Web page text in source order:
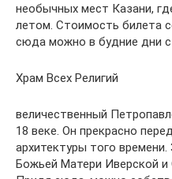
необычных мест Казани,
летом. Стоимость билета
сюда можно в будние дни с
Храм Всех Религий
величественный
18 веке. Он прекрасно
архитектуры того
Божьей Матери Иверской